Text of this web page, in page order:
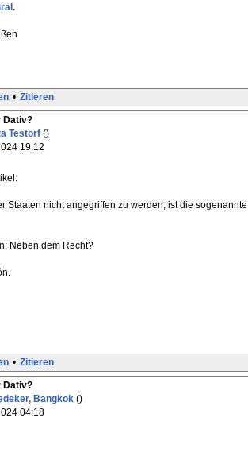
• Zitieren
Dativ?
Testorf ()
19:12
Staaten nicht angegriffen zu werden, ist die
Neben dem Recht?
• Zitieren
Dativ?
Bangkok ()
04:18